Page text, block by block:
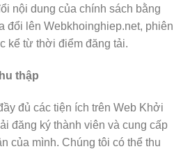
nội dung của chính sách bằng
đổi lên Webkhoinghiep.net, phiên
kể từ thời điểm đăng tải.
thập
đủ các tiện ích trên Web Khởi
đăng ký thành viên và cung cấp
của mình. Chúng tôi có thể thu